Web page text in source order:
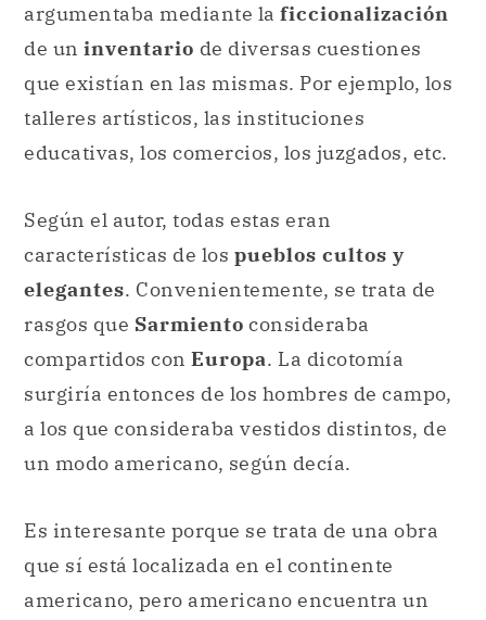
argumentaba mediante la ficcionalización
de un inventario de diversas cuestiones
que existían en las mismas. Por ejemplo, los
talleres artísticos, las instituciones
educativas, los comercios, los juzgados, etc.
Según el autor, todas estas eran
características de los pueblos cultos y
elegantes. Convenientemente, se trata de
rasgos que Sarmiento consideraba
compartidos con Europa. La dicotomía
surgiría entonces de los hombres de campo,
a los que consideraba vestidos distintos, de
un modo americano, según decía.
Es interesante porque se trata de una obra
que sí está localizada en el continente
americano, pero americano encuentra un